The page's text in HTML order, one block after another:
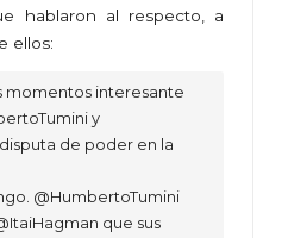
hablaron al respecto, a
ellos:
momentos interesante
y
de poder en la
que sus